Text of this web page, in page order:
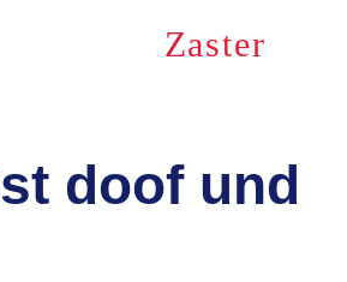
Zaster
doof und